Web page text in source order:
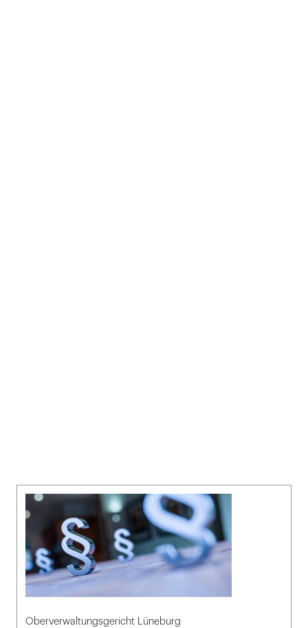
Oberverwaltungsgericht Lüneburg